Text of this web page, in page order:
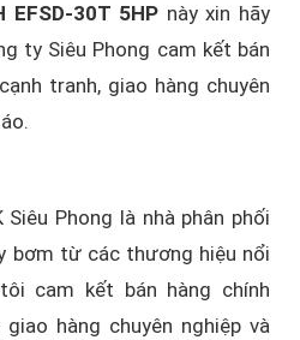
EFSD-30T 5HP này xin hãy
ty Siêu Phong cam kết bán
tranh, giao hàng chuyên
Phong là nhà phân phối
bơm từ các thương hiệu nổi
cam kết bán hàng chính
hàng chuyên nghiệp và